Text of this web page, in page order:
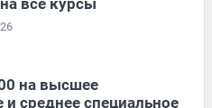
на высшее
и среднее специальное